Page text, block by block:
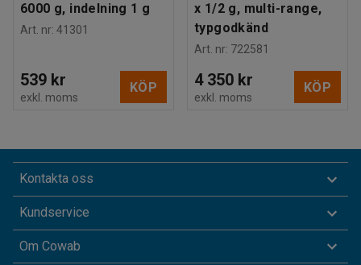
6000 g, indelning 1 g
Art. nr: 41301
539 kr
exkl. moms
KÖP
x 1/2 g, multi-range,
typgodkänd
Art. nr: 722581
4 350 kr
exkl. moms
KÖP
Kontakta oss
Kundservice
Om Cowab